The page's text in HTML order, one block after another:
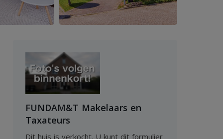
FUNDAM&T Makelaars en
Taxateurs
Dit huis is verkocht. U kunt dit formulier